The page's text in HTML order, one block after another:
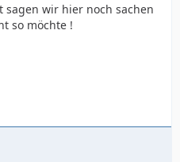
sagen wir hier noch sachen
so möchte !